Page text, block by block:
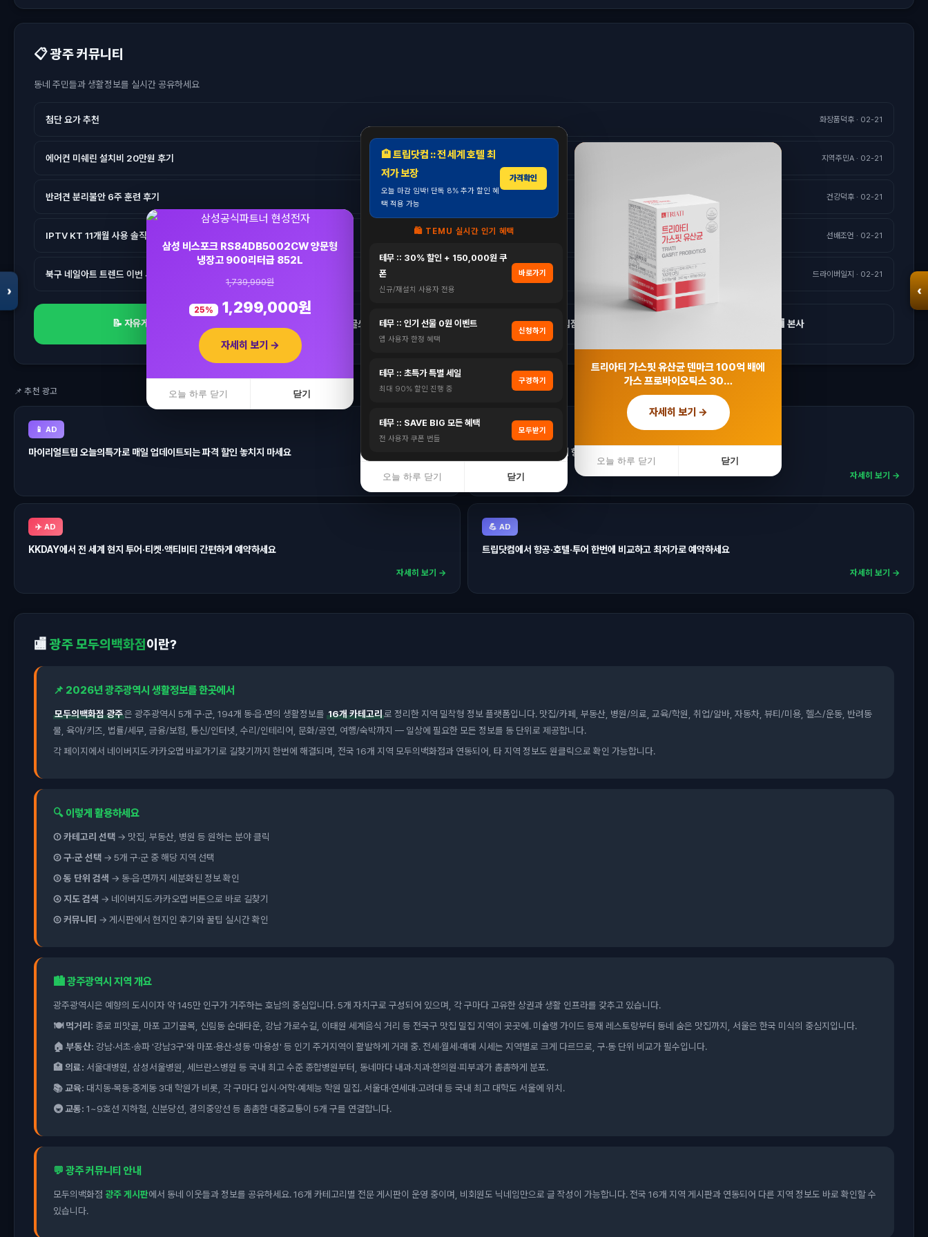
›
모두의백화점
‹
📋 광주 커뮤니티
동네 주민들과 생활정보를 실시간 공유하세요
첨단 요가 추천 화장품덕후 · 02-21
에어컨 미쉐린 설치비 20만원 후기 지역주민A · 02-21
반려견 분리불안 6주 훈련 후기 건강덕후 · 02-21
IPTV KT 11개월 사용 솔직 후기 선배조언 · 02-21
북구 네일아트 트렌드 이번 시즌 드라이버일지 · 02-21
📝 자유게시판 ✏️ 글쓰기 🏢 입점문의 🏬 본사
📌 추천 광고
📱 AD
마이리얼트립 오늘의특가로 매일 업데이트되는 파격 할인 놓치지 마세요
자세히 보기 →
익스피디아에서 전 세계 항공권·호텔·패키지 최저가로 예약하세요
자세히 보기 →
✈️ AD
KKDAY에서 전 세계 현지 투어·티켓·액티비티 간편하게 예약하세요
자세히 보기 →
💪 AD
트립닷컴에서 항공·호텔·투어 한번에 비교하고 최저가로 예약하세요
자세히 보기 →
🏬 광주 모두의백화점 이란?
📌 2026년 광주광역시 생활정보를 한곳에서
모두의백화점 광주은 광주광역시 5개 구·군, 194개 동·읍·면의 생활정보를 16개 카테고리로 정리한 지역 밀착형 정보 플랫폼입니다. 맛집/카페, 부동산, 병원/의료, 교육/학원, 취업/알바, 자동차, 뷰티/미용, 헬스/운동, 반려동
물, 육아/키즈, 법률/세무, 금융/보험, 통신/인터넷, 수리/인테리어, 문화/공연, 여행/숙박까지 — 일상에 필요한 모든 정보를 동 단위로 제공합니다.
각 페이지에서 네이버지도·카카오맵 바로가기로 길찾기까지 한번에 해결되며, 전국 16개 지역 모두의백화점과 연동되어, 타 지역 정보도 원클릭으로 확인 가능합니다.
🔍 이렇게 활용하세요
① 카테고리 선택 → 맛집, 부동산, 병원 등 원하는 분야 클릭
② 구·군 선택 → 5개 구·군 중 해당 지역 선택
③ 동 단위 검색 → 동·읍·면까지 세분화된 정보 확인
④ 지도 검색 → 네이버지도·카카오맵 버튼으로 바로 길찾기
⑤ 커뮤니티 → 게시판에서 현지인 후기와 꿀팁 실시간 확인
🏙️ 광주광역시 지역 개요
광주광역시은 예향의 도시이자 약 145만 인구가 거주하는 호남의 중심입니다. 5개 자치구로 구성되어 있으며, 각 구마다 고유한 상권과 생활 인프라를 갖추고 있습니다.
🍽️ 먹거리: 종로 피맛골, 마포 고기골목, 신림동 순대타운, 강남 가로수길, 이태원 세계음식 거리 등 전국구 맛집 밀집 지역이 곳곳에. 미슐랭 가이드 등재 레스토랑부터 동네 숨은 맛집까지, 서울은 한국 미식의 중심지입니다.
🏠 부동산: 강남·서초·송파 '강남3구'와 마포·용산·성동 '마용성' 등 인기 주거지역이 활발하게 거래 중. 전세·월세·매매 시세는 지역별로 크게 다르므로, 구·동 단위 비교가 필수입니다.
🏥 의료: 서울대병원, 삼성서울병원, 세브란스병원 등 국내 최고 수준 종합병원부터, 동네마다 내과·치과·한의원·피부과가 촘촘하게 분포.
📚 교육: 대치동·목동·중계동 3대 학원가 비롯, 각 구마다 입시·어학·예체능 학원 밀집. 서울대·연세대·고려대 등 국내 최고 대학도 서울에 위치.
🚇 교통: 1~9호선 지하철, 신분당선, 경의중앙선 등 촘촘한 대중교통이 5개 구를 연결합니다.
💬 광주 커뮤니티 안내
모두의백화점 광주 게시판에서 동네 이웃들과 정보를 공유하세요. 16개 카테고리별 전문 게시판이 운영 중이며, 비회원도 닉네임만으로 글 작성이 가능합니다. 전국 16개 지역 게시판과 연동되어 다른 지역 정보도 바로 확인할 수
있습니다.
🏨 트립닷컴 :: 전 세계 호텔 최
저가 보장
오늘 마감 임박! 단독 8% 추가 할인 혜
택 적용 가능
가격확인
🛍️ TEMU 실시간 인기 혜택
테무 :: 30% 할인 + 150,000원 쿠
폰
신규/재설치 사용자 전용
바로가기
테무 :: 인기 선물 0원 이벤트
앱 사용자 한정 혜택
신청하기
테무 :: 초특가 특별 세일
최대 90% 할인 진행 중
구경하기
테무 :: SAVE BIG 모든 혜택
전 사용자 쿠폰 번들
모두받기
오늘 하루 닫기 닫기
트리아티 가스핏 유산균 덴마크 100억 배에
가스 프로바이오틱스 30…
자세히 보기 →
오늘 하루 닫기 닫기
삼성 비스포크 RS84DB5002CW 양문형
냉장고 900리터급 852L
1,739,999원
25% 1,299,000원
자세히 보기 →
오늘 하루 닫기 닫기